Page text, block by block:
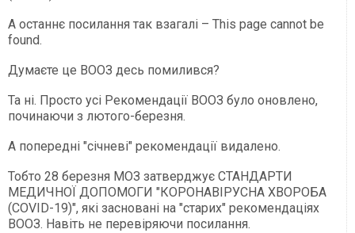
А останнє посилання так взагалі – This page cannot be
found.
Думаєте це ВООЗ десь помилився?
Та ні. Просто усі Рекомендації ВООЗ було оновлено,
починаючи з лютого-березня.
А попередні "січневі" рекомендації видалено.
Тобто 28 березня МОЗ затверджує СТАНДАРТИ
МЕДИЧНОЇ ДОПОМОГИ "КОРОНАВІРУСНА ХВОРОБА
(COVID-19)", які засновані на "старих" рекомендаціях
ВООЗ. Навіть не перевіряючи посилання.